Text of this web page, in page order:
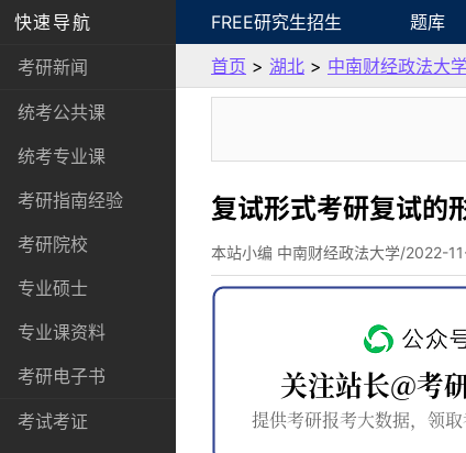
快速导航
考研新闻
统考公共课
统考专业课
考研指南经验
考研院校
专业硕士
专业课资料
考研电子书
考试考证
FREE研究生招生 题库
首页 > 湖北 > 中南财经政法大学
复试形式考研复试的
本站小编 中南财经政法大学/2022-